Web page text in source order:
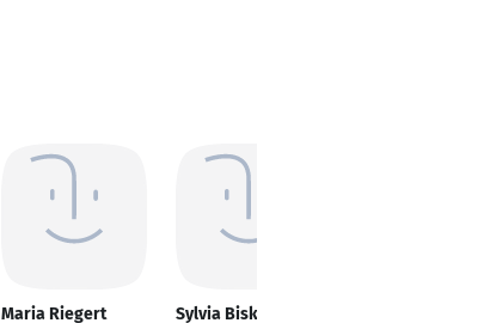
Maria Riegert Sylvia Biskupek